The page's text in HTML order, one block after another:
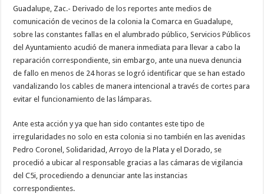
Guadalupe, Zac.- Derivado de los reportes ante medios de
comunicación de vecinos de la colonia la Comarca en Guadalupe,
sobre las constantes fallas en el alumbrado público, Servicios Públicos
del Ayuntamiento acudió de manera inmediata para llevar a cabo la
reparación correspondiente, sin embargo, ante una nueva denuncia
de fallo en menos de 24 horas se logró identificar que se han estado
vandalizando los cables de manera intencional a través de cortes para
evitar el funcionamiento de las lámparas.
Ante esta acción y ya que han sido contantes este tipo de
irregularidades no solo en esta colonia si no también en las avenidas
Pedro Coronel, Solidaridad, Arroyo de la Plata y el Dorado, se
procedió a ubicar al responsable gracias a las cámaras de vigilancia
del C5i, procediendo a denunciar ante las instancias
correspondientes.